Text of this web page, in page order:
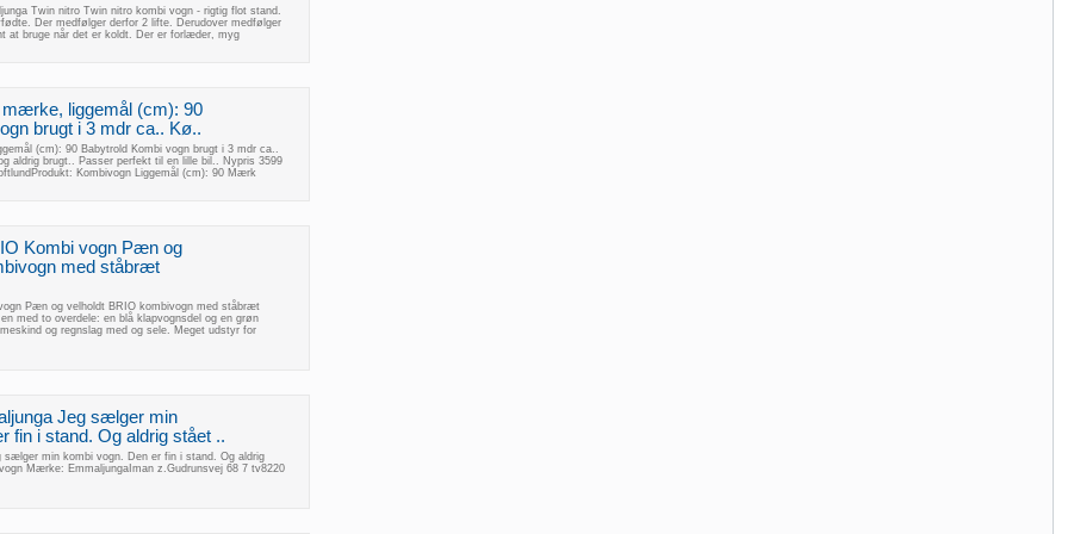
Twin nitro Twin nitro kombi vogn - rigtig flot stand.
Der medfølger derfor 2 lifte. Derudover medfølger
at bruge når det er koldt. Der er forlæder, myg
liggemål (cm): 90
brugt i 3 mdr ca.. Kø..
(cm): 90 Babytrold Kombi vogn brugt i 3 mdr ca..
aldrig brugt.. Passer perfekt til en lille bil.. Nypris 3599
Kombivogn Liggemål (cm): 90 Mærk
Kombi vogn Pæn og
med ståbræt
Pæn og velholdt BRIO kombivogn med ståbræt
med to overdele: en blå klapvognsdel og en grøn
og regnslag med og sele. Meget udstyr for
Jeg sælger min
fin i stand. Og aldrig stået ..
sælger min kombi vogn. Den er fin i stand. Og aldrig
Mærke: EmmaljungaIman z.Gudrunsvej 68 7 tv8220